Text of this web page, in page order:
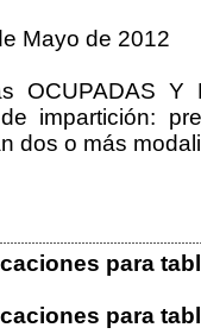
Mayo de 2012
OCUPADAS Y
impartición:
dos o más
para
para